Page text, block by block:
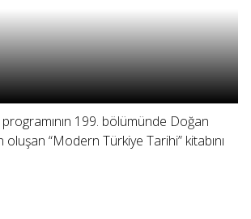
199. bölümünde Doğan
oluşan “Modern Türkiye Tarihi” kitabını